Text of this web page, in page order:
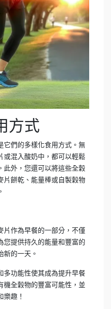
方式
它們的多樣化食用方式。無
或混入酸奶中，都可以輕鬆
此外，您還可以將這些全穀
片餅乾、能量棒或自製穀物
片作為早餐的一部分，不僅
您提供持久的能量和豐富的
新的一天。
多功能性使其成為提升早餐
機全穀物的豐富可能性，並
趣！